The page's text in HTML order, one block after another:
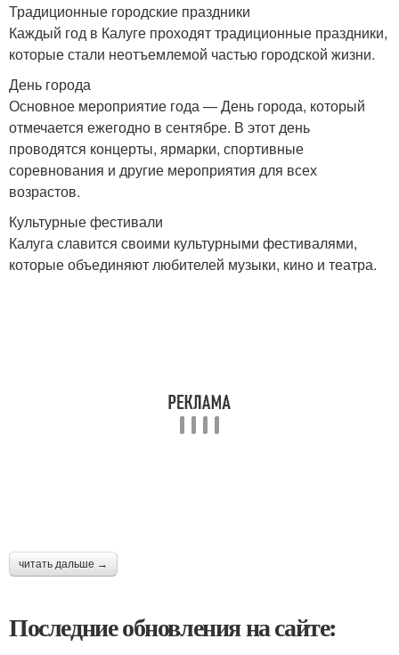
Традиционные городские праздники
Каждый год в Калуге проходят традиционные праздники,
которые стали неотъемлемой частью городской жизни.
День города
Основное мероприятие года — День города, который
отмечается ежегодно в сентябре. В этот день
проводятся концерты, ярмарки, спортивные
соревнования и другие мероприятия для всех
возрастов.
Культурные фестивали
Калуга славится своими культурными фестивалями,
которые объединяют любителей музыки, кино и театра.
читать дальше →
Последние обновления на сайте: